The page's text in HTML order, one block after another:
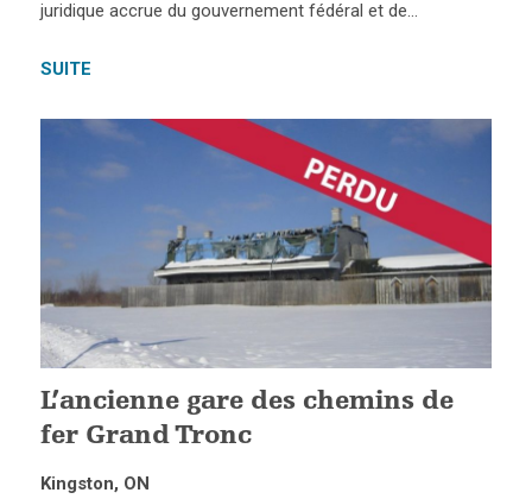
juridique accrue du gouvernement fédéral et de…
SUITE
L’ancienne gare des chemins de
fer Grand Tronc
Kingston, ON